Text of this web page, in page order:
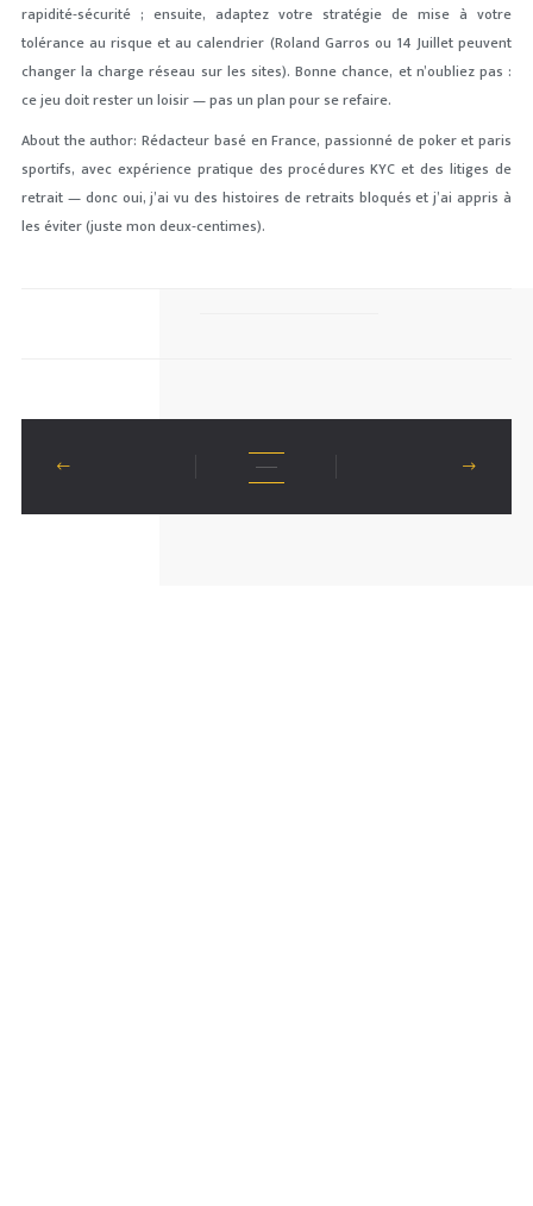
rapidité‑sécurité ; ensuite, adaptez votre stratégie de mise à votre
tolérance au risque et au calendrier (Roland Garros ou 14 Juillet peuvent
changer la charge réseau sur les sites). Bonne chance, et n’oubliez pas :
ce jeu doit rester un loisir — pas un plan pour se refaire.
About the author: Rédacteur basé en France, passionné de poker et paris
sportifs, avec expérience pratique des procédures KYC et des litiges de
retrait — donc oui, j’ai vu des histoires de retraits bloqués et j’ai appris à
les éviter (juste mon deux‑centimes).